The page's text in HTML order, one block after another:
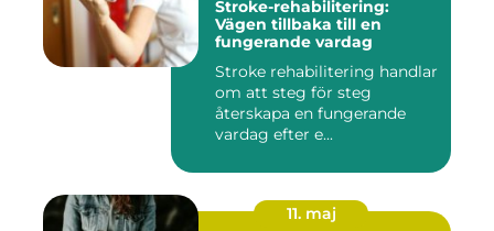
Stroke-rehabilitering:
Vägen tillbaka till en
fungerande vardag
Stroke rehabilitering handlar
om att steg för steg
återskapa en fungerande
vardag efter e...
11. maj